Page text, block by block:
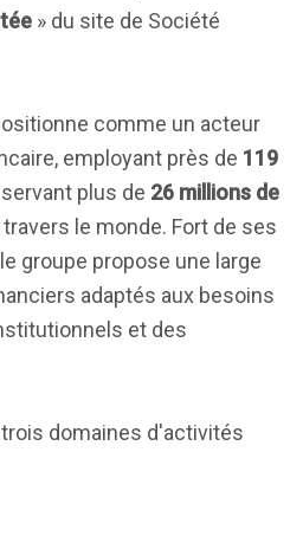
» du site de Société
comme un acteur
employant près de 119
plus de 26 millions de
travers le monde. Fort de ses
le groupe propose une large
adaptés aux besoins
et des
domaines d'activités